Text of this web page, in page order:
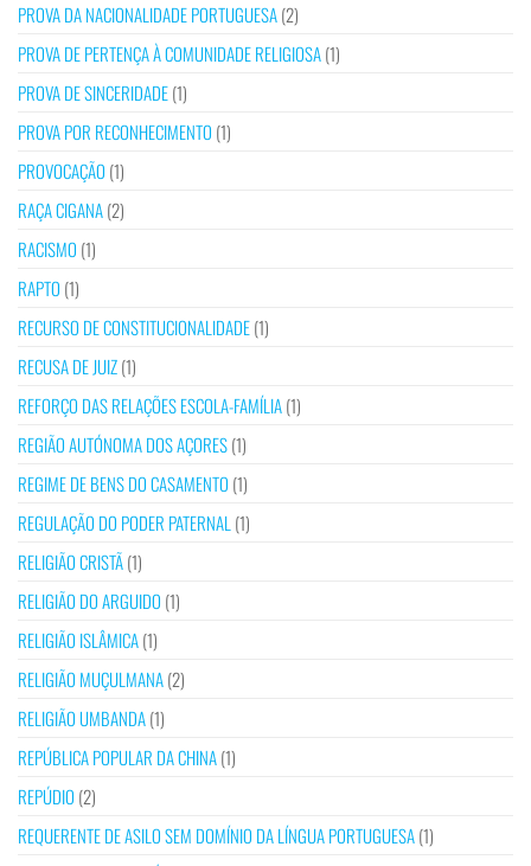
PROVA DA NACIONALIDADE PORTUGUESA(2)
PROVA DE PERTENÇA À COMUNIDADE RELIGIOSA(1)
PROVA DE SINCERIDADE(1)
PROVA POR RECONHECIMENTO (1)
PROVOCAÇÃO (1)
RAÇA CIGANA(2)
RACISMO (1)
RAPTO (1)
RECURSO DE CONSTITUCIONALIDADE(1)
RECUSA DE JUIZ(1)
REFORÇO DAS RELAÇÕES ESCOLA-FAMÍLIA(1)
REGIÃO AUTÓNOMA DOS AÇORES(1)
REGIME DE BENS DO CASAMENTO (1)
REGULAÇÃO DO PODER PATERNAL (1)
RELIGIÃO CRISTÃ(1)
RELIGIÃO DO ARGUIDO (1)
RELIGIÃO ISLÂMICA(1)
RELIGIÃO MUÇULMANA(2)
RELIGIÃO UMBANDA(1)
REPÚBLICA POPULAR DA CHINA(1)
REPÚDIO (2)
REQUERENTE DE ASILO SEM DOMÍNIO DA LÍNGUA PORTUGUESA(1)